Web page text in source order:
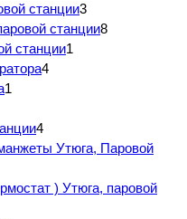
станции3
станции8
станции1
4
1
4
Утюга, Паровой
) Утюга, паровой